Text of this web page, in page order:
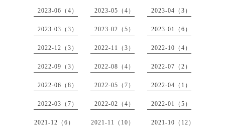
2023-06（4） 2023-05（4） 2023-04（3）
2023-03（3） 2023-02（5） 2023-01（6）
2022-12（3） 2022-11（3） 2022-10（4）
2022-09（3） 2022-08（4） 2022-07（2）
2022-06（8） 2022-05（7） 2022-04（1）
2022-03（7） 2022-02（4） 2022-01（5）
2021-12（6） 2021-11（10） 2021-10（12）